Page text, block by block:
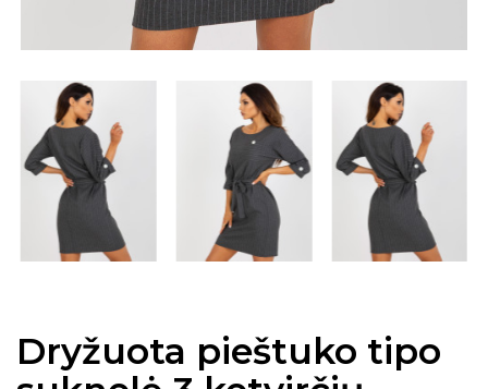
Dryžuota pieštuko tipo